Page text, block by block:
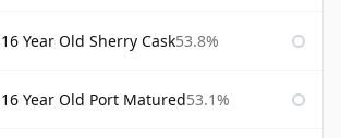
Year Old Sherry Cask53.8%
Year Old Port Matured53.1%